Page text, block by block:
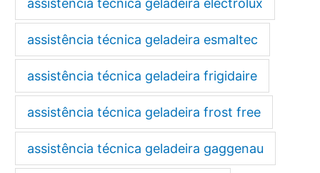
assistência técnica geladeira esmaltec
assistência técnica geladeira frigidaire
assistência técnica geladeira frost free
assistência técnica geladeira gaggenau